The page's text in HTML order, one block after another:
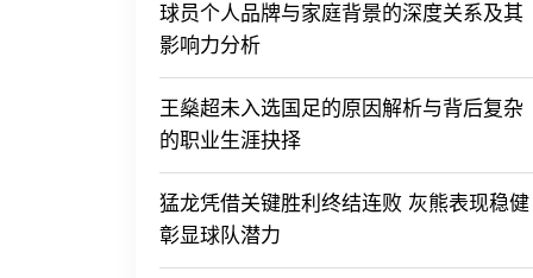
球员个人品牌与家庭背景的深度关系及其
影响力分析
王燊超未入选国足的原因解析与背后复杂
的职业生涯抉择
猛龙凭借关键胜利终结连败 灰熊表现稳健
彰显球队潜力